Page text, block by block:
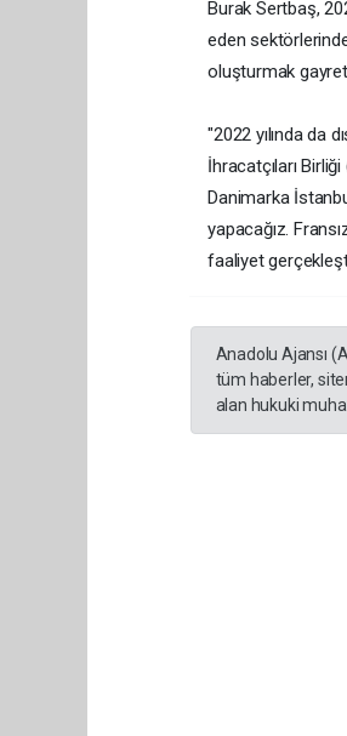
Burak Sertbaş,
eden
oluşturmak
"2022 yılında da
İhracatçıları
Danimarka
yapacağız.
faaliyet
Anadolu Ajansı
tüm haberler,
alan hukuki